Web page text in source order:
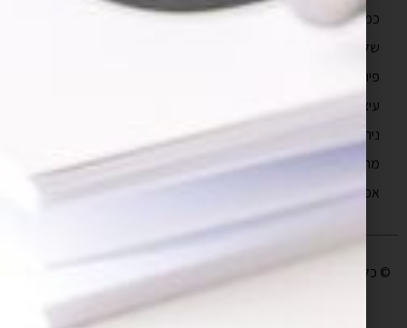
כמה זמן לוקח לבנות אפליקציה?
שלבים בפיתוח אפליקציה
פיתוח מובייל
עיצוב חווית משתמש
ניהול פרויקטים תוכנה
מה זה UX?
אפיון אפליקציות
© כל הזכויות שמורות לבעלי האתר | עיצוב ופיתוח אתר
אתריםSEO